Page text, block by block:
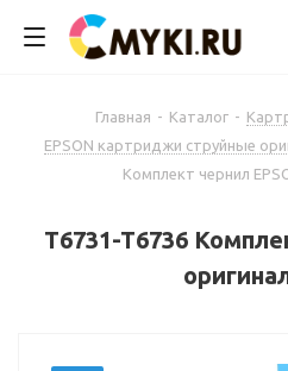
Главная - Каталог -
EPSON картриджи струйные
Комплект чернил
T6731-T6736